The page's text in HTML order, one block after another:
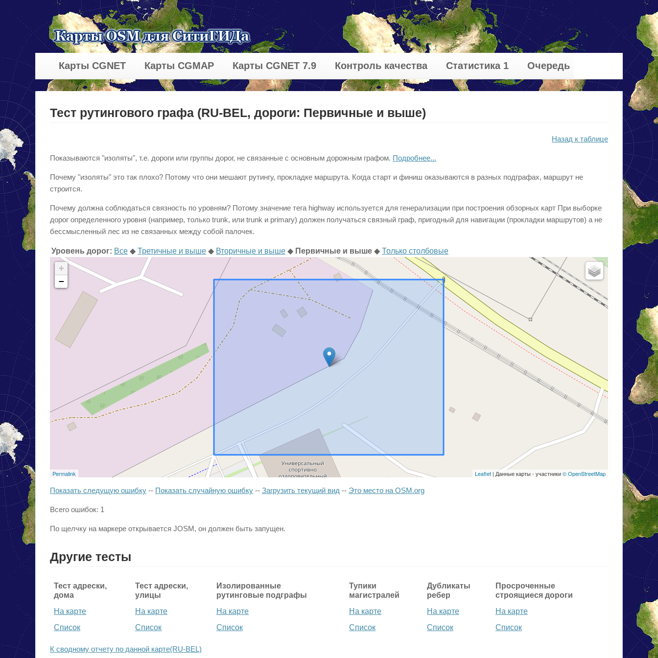
Карты CGNET Карты CGMAP Карты CGNET 7.9 Контроль качества Статистика 1 Очередь
Тест рутингового графа (RU-BEL, дороги: Первичные и выше)
Назад к таблице
Показываются "изоляты", т.е. дороги или группы дорог, не связанные с основным дорожным графом. Подробнее...
Почему "изоляты" это так плохо? Потому что они мешают рутингу, прокладке маршрута. Когда старт и финиш оказываются в разных подграфах, маршрут не
строится.
Почему должна соблюдаться связность по уровням? Потому значение тега highway используется для генерализации при построения обзорных карт При выборке
дорог определенного уровня (например, только trunk, или trunk и primary) должен получаться связный граф, пригодный для навигации (прокладки маршрутов) а не
бессмысленный лес из не связанных между собой палочек.
Уровень дорог: Все ◆ Третичные и выше ◆ Вторичные и выше ◆ Первичные и выше ◆ Только столбовые
+
−
Permalink Leaflet | Данные карты - участники© OpenStreetMap
Показать следущую ошибку -- Показать случайную ошибку -- Загрузить текущий вид -- Это место на OSM.org
Всего ошибок: 1
По щелчку на маркере открывается JOSM, он должен быть запущен.
Другие тесты
Тест адрески,
дома
Тест адрески,
улицы
Изолированные
рутинговые подграфы
Тупики
магистралей
Дубликаты
ребер
Просроченные
строящиеся дороги
На карте
На карте На карте На карте На карте
На карте
Список
Список Список Список Список Список
К сводному отчету по данной карте(RU-BEL)